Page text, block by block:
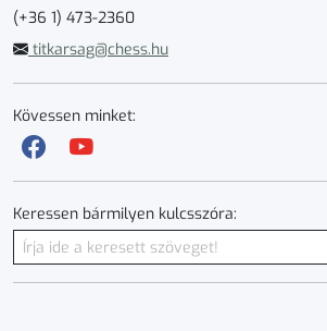
(+36 1) 473-2360
titkarsag@chess.hu
Kövessen minket:
Keressen bármilyen kulcsszóra: